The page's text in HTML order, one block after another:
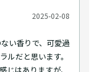
2025-02-08
い香りで、可愛過
ルだと思います。